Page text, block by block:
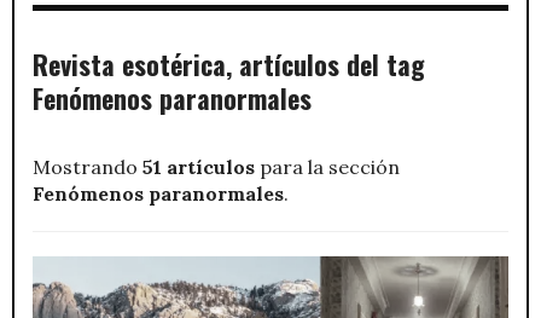
Revista esotérica, artículos del tag
Fenómenos paranormales
Mostrando 51 artículos para la sección
Fenómenos paranormales.